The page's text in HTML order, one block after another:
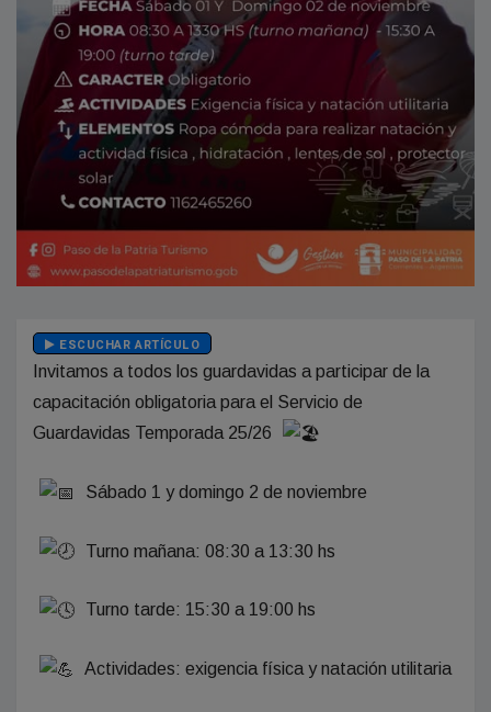
ESCUCHAR ARTÍCULO
Invitamos a todos los guardavidas a participar de la
capacitación obligatoria para el Servicio de
Guardavidas Temporada 25/26
Sábado 1 y domingo 2 de noviembre
Turno mañana: 08:30 a 13:30 hs
Turno tarde: 15:30 a 19:00 hs
Actividades: exigencia física y natación utilitaria